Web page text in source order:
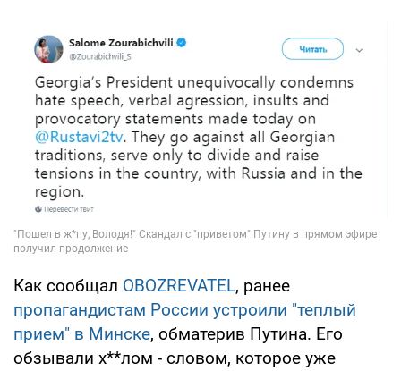
Как сообщал OBOZREVATEL, ранее
пропагандистам России устроили "теплый
прием" в Минске, обматерив Путина. Его
обзывали х**лом - словом, которое уже